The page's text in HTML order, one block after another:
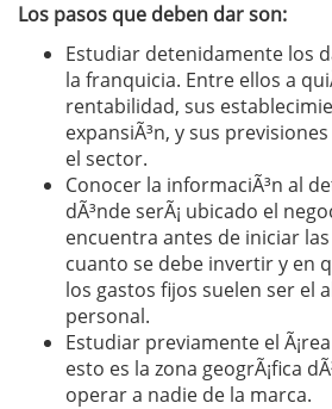
Los pasos que deben dar son:
Estudiar detenidamente los
la franquicia. Entre ellos a
rentabilidad, sus
expansiÃ³n, y sus
el sector.
Conocer la informaciÃ³n al
dÃ³nde serÃ¡ ubicado el
encuentra antes de iniciar
cuanto se debe invertir y en
los gastos fijos suelen ser el
personal.
Estudiar previamente el
esto es la zona geogrÃ¡fica
operar a nadie de la marca.